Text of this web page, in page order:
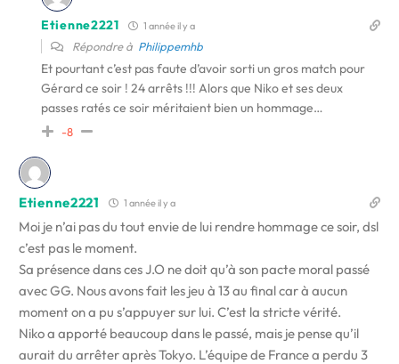
Etienne2221 1 année il y a
Répondre à Philippemhb
Et pourtant c’est pas faute d’avoir sorti un gros match pour
Gérard ce soir ! 24 arrêts !!! Alors que Niko et ses deux
passes ratés ce soir méritaient bien un hommage…
-8
Etienne2221 1 année il y a
Moi je n’ai pas du tout envie de lui rendre hommage ce soir, dsl
c’est pas le moment.
Sa présence dans ces J.O ne doit qu’à son pacte moral passé
avec GG. Nous avons fait les jeu à 13 au final car à aucun
moment on a pu s’appuyer sur lui. C’est la stricte vérité.
Niko a apporté beaucoup dans le passé, mais je pense qu’il
aurait du arrêter après Tokyo. L’équipe de France a perdu 3